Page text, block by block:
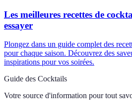
Les meilleures recettes de
essayer
Plongez dans un guide complet des
pour chaque saison. Découvrez des
inspirations pour vos soirées.
Guide des Cocktails
Votre source d'information pour tout